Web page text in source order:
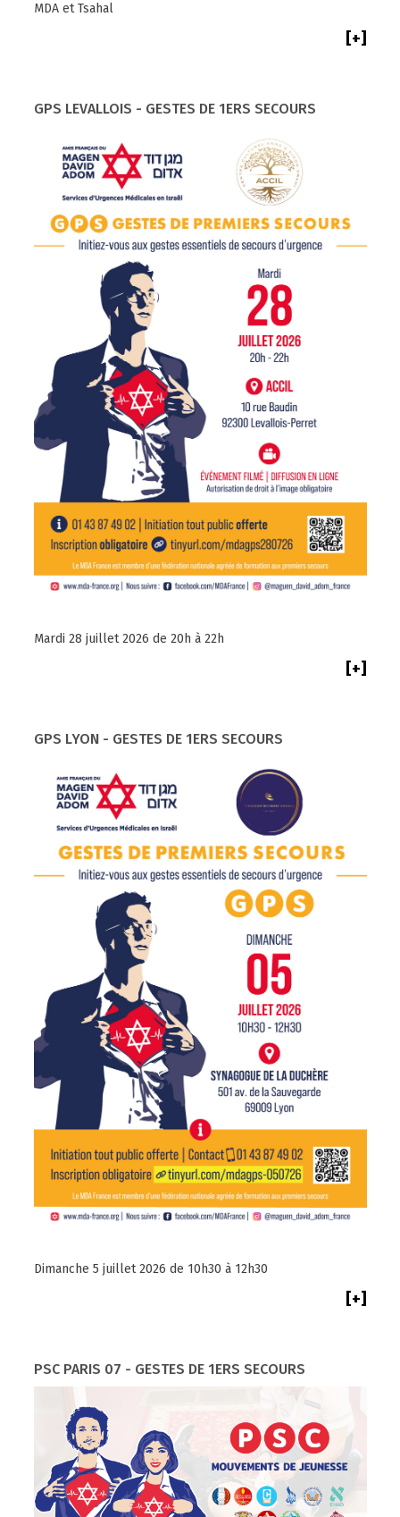
MDA et Tsahal
[+]
GPS LEVALLOIS - GESTES DE 1ERS SECOURS
Mardi 28 juillet 2026 de 20h à 22h
[+]
GPS LYON - GESTES DE 1ERS SECOURS
Dimanche 5 juillet 2026 de 10h30 à 12h30
[+]
PSC PARIS 07 - GESTES DE 1ERS SECOURS